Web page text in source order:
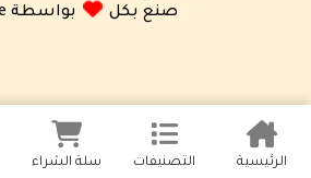
الرئيسية التصنيفات سلة الشراء
صنع بكل
بواسطة Estore